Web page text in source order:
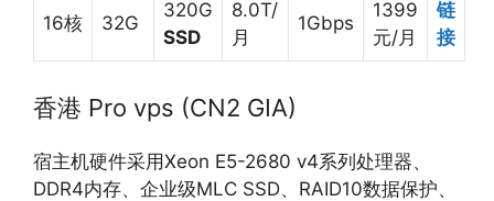
16核 32G
320G
SSD
8.0T/
月
1Gbps
1399
元/月
链
接
香港 Pro vps (CN2 GIA)
宿主机硬件采用Xeon E5-2680 v4系列处理器、
DDR4内存、企业级MLC SSD、RAID10数据保护、